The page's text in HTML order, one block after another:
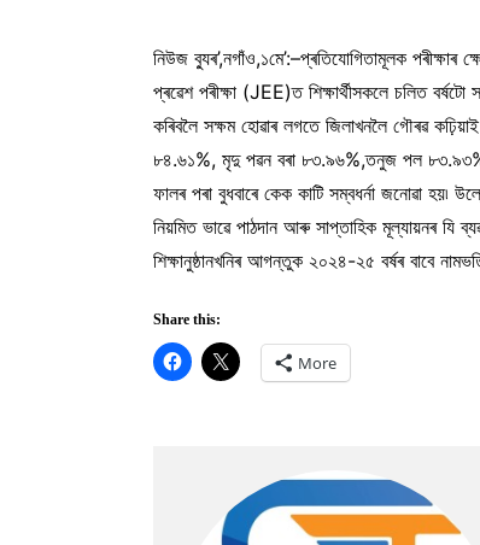
নিউজ ব্যুৰ’,নগাঁও,১মে’:–প্ৰতিযোগিতামূলক পৰীক্ষাৰ
প্ৰৱেশ পৰীক্ষা (JEE)ত শিক্ষাৰ্থীসকলে চলিত
কৰিবলৈ সক্ষম হোৱাৰ লগতে জিলাখনলৈ গৌৰৱ
৮৪.৬১%, মৃদু পৱন বৰা ৮৩.৯৬%,তনুজ পল
ফালৰ পৰা বুধবাৰে কেক কাটি সম্বধৰ্না জনোৱা হয়৷
নিয়মিত ভাৱে পাঠদান আৰু সাপ্তাহিক মূল্যায়নৰ যি
শিক্ষানুষ্ঠানখনিৰ আগন্তুক ২০২৪-২৫ বৰ্ষৰ বাবে
Share this:
More